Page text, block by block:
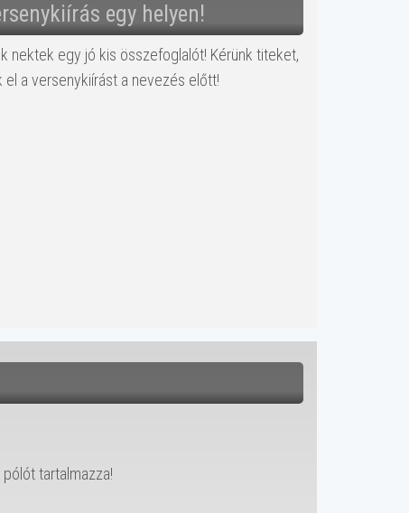
egy helyen!
nektek egy jó kis összefoglalót! Kérünk titeket,
el a versenykiírást a nevezés előtt!
tartalmazza!